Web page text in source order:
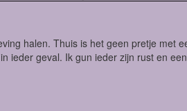
halen. Thuis is het geen pretje met
ieder geval. Ik gun ieder zijn rust en